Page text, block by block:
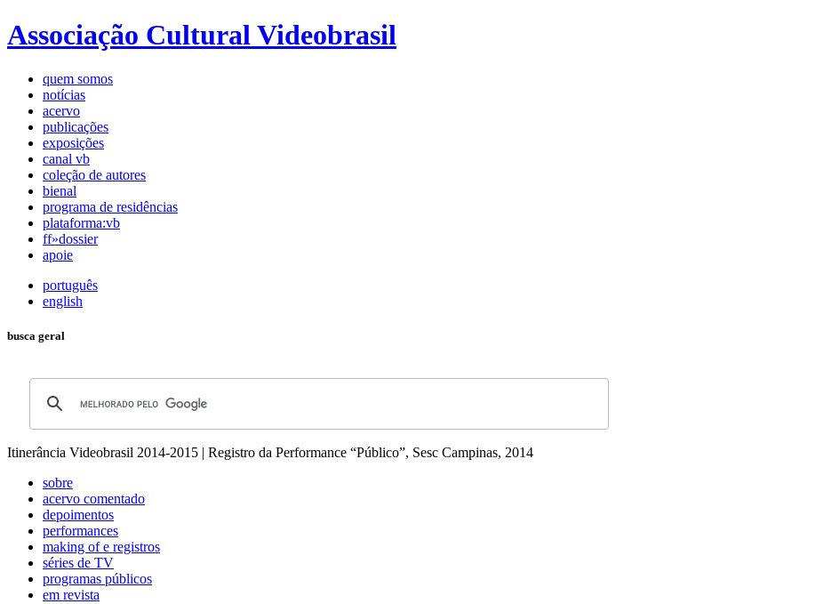
Associação Cultural Videobrasil
quem somos
notícias
acervo
publicações
exposições
canal vb
coleção de autores
bienal
programa de residências
plataforma:vb
ff»dossier
apoie
português
english
busca geral
Itinerância Videobrasil 2014-2015 | Registro da Performance “Público”, Sesc Campinas, 2014
sobre
acervo comentado
depoimentos
performances
making of e registros
séries de TV
programas públicos
em revista